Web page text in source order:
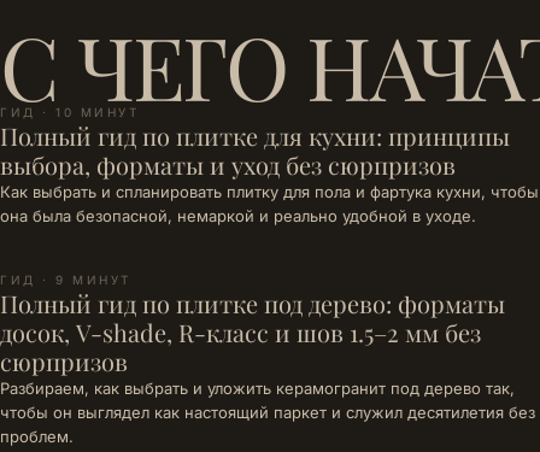
С ЧЕГО
ГИД · 10 МИНУТ
Полный гид по плитке для кухни: принципы
выбора, форматы и уход без сюрпризов
Как выбрать и спланировать плитку для пола и фартука кухни, чтобы
она была безопасной, немаркой и реально удобной в уходе.
ГИД · 9 МИНУТ
Полный гид по плитке под дерево: форматы
досок, V-shade, R-класс и шов 1.5–2 мм без
сюрпризов
Разбираем, как выбрать и уложить керамогранит под дерево так,
чтобы он выглядел как настоящий паркет и служил десятилетия без
проблем.